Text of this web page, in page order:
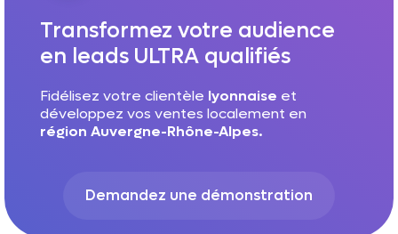
Transformez votre audience
en leads ULTRA qualifiés
Fidélisez votre clientèle lyonnaise et
développez vos ventes localement en
région Auvergne-Rhône-Alpes.
Demandez une démonstration